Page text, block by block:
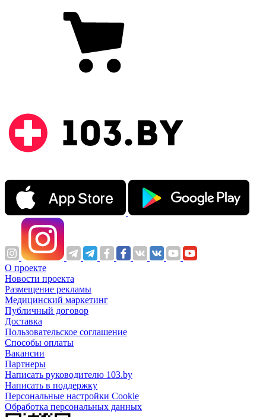
О проекте
Новости проекта
Размещение рекламы
Медицинский маркетинг
Публичный договор
Доставка
Пользовательское соглашение
Способы оплаты
Вакансии
Партнеры
Написать руководителю 103.by
Написать в поддержку
Персональные настройки Cookie
Обработка персональных данных